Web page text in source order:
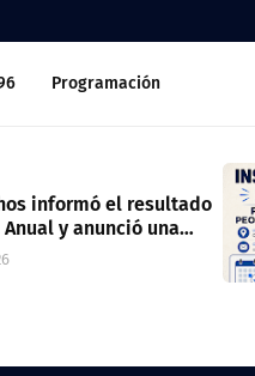
Programación
Peones de